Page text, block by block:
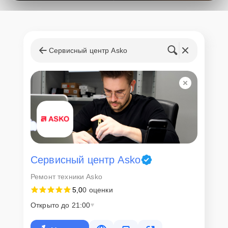
запчастей
Для всех клиентов действуют демократичные и фиксированные
цены. Конечная стоимость работ обсуждается с клиентом и не в
коем случае не может измениться в процессе работ. Сервис не
навязывает клиентам дополнительные услуги и не
предусматривает скрытые платежи. Рассчитать предварительную
стоимость ремонта можно с помощью нашегоКалькулятора
Скорость диагностики и
ремонта
Наша компания ценит время клиентов и понимает важность
оперативного решения любых вопросов. В среднем, ремонт
клиент сможет забрать свой гаджет в этот же день. При
Сервисный центр Asko
Сервисный центр Asko
Ремонт техники Asko
5,00 оценки
Открыто до 21:00